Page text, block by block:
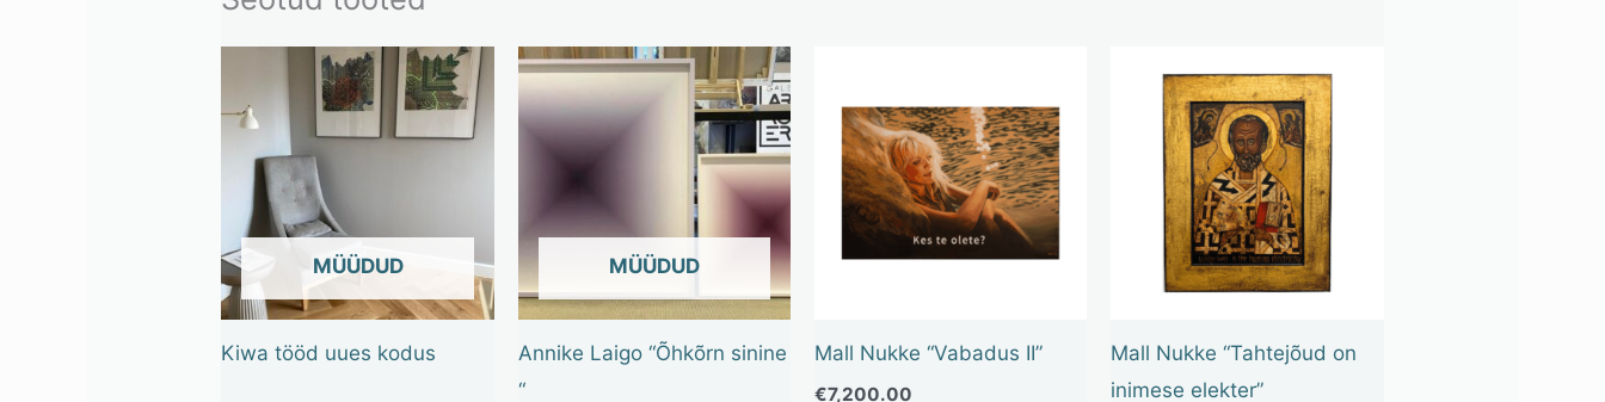
OUT OF STOCK
Kiwa tööd uues kodus
OUT OF STOCK
Annike Laigo “Õhkõrn sinine
“
Mall Nukke “Vabadus II”
€7,200.00
Mall Nukke “Tahtejõud on
inimese elekter”